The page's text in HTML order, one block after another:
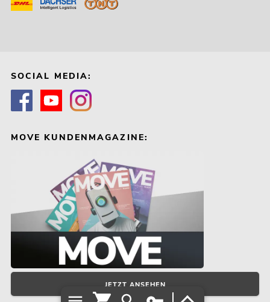
SOCIAL MEDIA:
MOVE KUNDENMAGAZINE:
JETZT ANSEHEN